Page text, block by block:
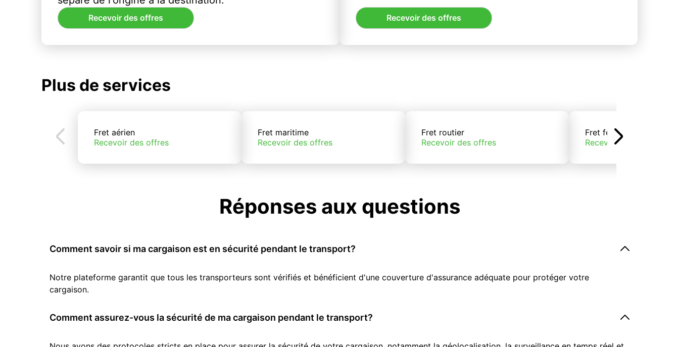
Recevoir des offres Recevoir des offres
Plus de services
Fret aérien
Recevoir des offres
Fret maritime
Recevoir des offres
Fret routier
Recevoir des offres
Fret ferroviaire
Recevoir des offres
Réponses aux questions
Comment savoir si ma cargaison est en sécurité pendant le transport?
Notre plateforme garantit que tous les transporteurs sont vérifiés et bénéficient d'une couverture d'assurance adéquate pour protéger votre
cargaison.
Comment assurez-vous la sécurité de ma cargaison pendant le transport?